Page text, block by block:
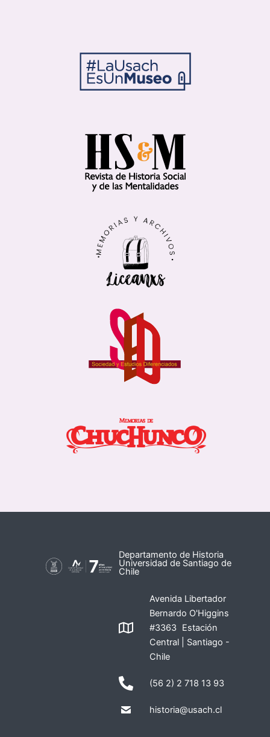
Departamento de Historia
Universidad de Santiago de
Chile
Avenida Libertador
Bernardo O'Higgins
#3363 Estación
Central | Santiago -
Chile
(56 2) 2 718 13 93
historia@usach.cl